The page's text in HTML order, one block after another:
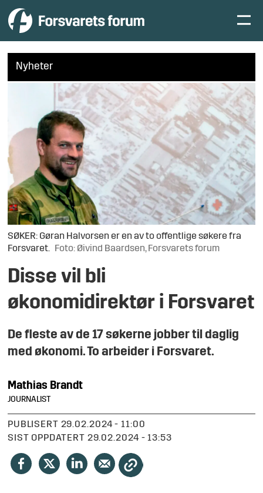
Nyheter
SØKER: Gøran Halvorsen er en av to offentlige søkere fra
Forsvaret.
Foto: Øivind Baardsen, Forsvarets forum
Disse vil bli
økonomidirektør i Forsvaret
De fleste av de 17 søkerne jobber til daglig
med økonomi. Toarbeider i Forsvaret.
Mathias Brandt
JOURNALIST
PUBLISERT
29.02.2024 - 11:00
SIST OPPDATERT
29.02.2024 - 13:53